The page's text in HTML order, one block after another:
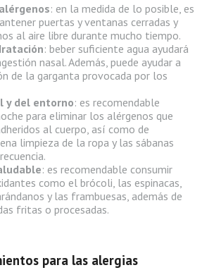
: en la medida de lo posible, es
puertas y ventanas cerradas y
al aire libre durante mucho tiempo.
: beber suficiente agua ayudará
nasal. Además, puede ayudar a
de la garganta provocada por los
y del entorno: es recomendable
para eliminar los alérgenos que
al cuerpo, así como de
limpieza de la ropa y las sábanas
: es recomendable consumir
como el brócoli, las espinacas,
y las frambuesas, además de
fritas o procesadas.
para las alergias